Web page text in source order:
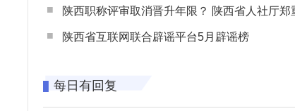
陕西职称评审取消晋升年限？ 陕西省人社厅郑重声明 谨防职称评审不实言
陕西省互联网联合辟谣平台5月辟谣榜
每日有回复